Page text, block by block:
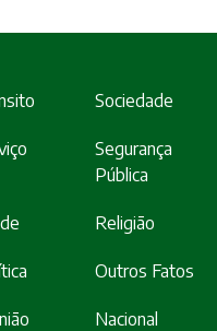
Sociedade
Segurança
Pública
Religião
Outros Fatos
Nacional